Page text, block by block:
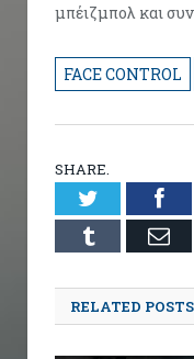
μπέιζμπολ και
FACE CONTROL
SHARE.
Twitter
Tumblr
RELATED POSTS